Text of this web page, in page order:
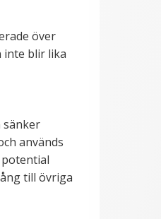
över
inte blir lika
sänker
används
till övriga